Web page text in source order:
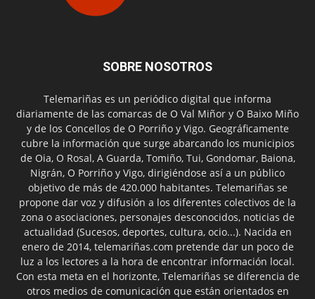
SOBRE NOSOTROS
Telemariñas es un periódico digital que informa
diariamente de las comarcas de O Val Miñor y O Baixo Miño
y de los Concellos de O Porriño y Vigo. Geográficamente
cubre la información que surge abarcando los municipios
de Oia, O Rosal, A Guarda, Tomiño, Tui, Gondomar, Baiona,
Nigrán, O Porriño y Vigo, dirigiéndose así a un público
objetivo de más de 420.000 habitantes. Telemariñas se
propone dar voz y difusión a los diferentes colectivos de la
zona o asociaciones, personajes desconocidos, noticias de
actualidad (Sucesos, deportes, cultura, ocio...). Nacida en
enero de 2014, telemariñas.com pretende dar un poco de
luz a los lectores a la hora de encontrar información local.
Con esta meta en el horizonte, Telemariñas se diferencia de
otros medios de comunicación que están orientados en